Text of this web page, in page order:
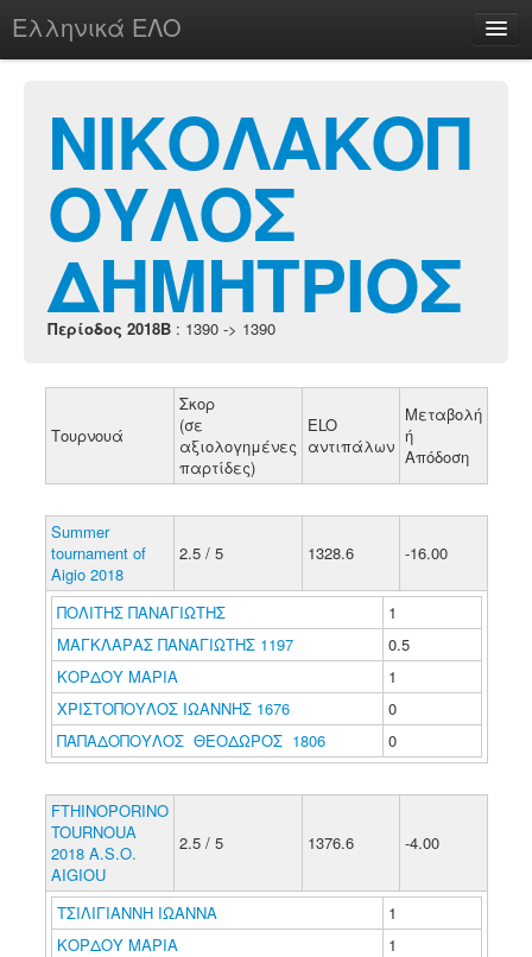
Ελληνικά ΕΛΟ
chesstu.be @ discord
Login
ΝΙΚΟΛΑΚΟΠ
ΟΥΛΟΣ
ΔΗΜΗΤΡΙΟΣ
Περίοδος 2018B : 1390 -> 1390
Τουρνουά
Σκορ
(σε
αξιολογημένες
παρτίδες)
ELO
αντιπάλων
Μεταβολή
ή
Απόδοση
Summer
tournament of
Aigio 2018
2.5 / 5 1328.6 -16.00
ΠΟΛΙΤΗΣ ΠΑΝΑΓΙΩΤΗΣ
1
ΜΑΓΚΛΑΡΑΣ ΠΑΝΑΓΙΩΤΗΣ 1197
0.5
ΚΟΡΔΟΥ ΜΑΡΙΑ
1
ΧΡΙΣΤΟΠΟΥΛΟΣ ΙΩΑΝΝΗΣ 1676
0
ΠΑΠΑΔΟΠΟΥΛΟΣ ΘΕΟΔΩΡΟΣ 1806
0
FTHINOPORINO
TOURNOUA
2018 A.S.O.
AIGIOU
2.5 / 5 1376.6 -4.00
ΤΣΙΛΙΓΙΑΝΝΗ ΙΩΑΝΝΑ
1
ΚΟΡΔΟΥ ΜΑΡΙΑ
1